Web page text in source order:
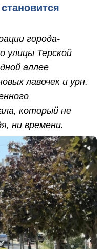
города-
улицы Терской
аллее
лавочек и урн.
который не
ни времени.